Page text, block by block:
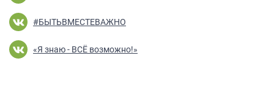
#БЫТЬВМЕСТЕВАЖНО
«Я знаю - ВСЁ возможно!»